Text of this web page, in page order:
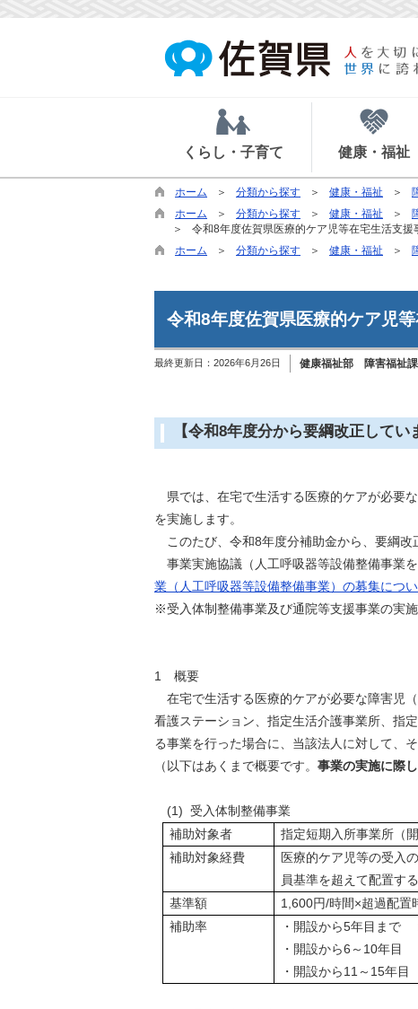
くらし・子育て 健康・福祉
ホーム 分類から探す 健康・福祉
ホーム
分類から探す 健康・福祉
令和8年度佐賀県医療的ケア児等在宅生活支援
ホーム
分類から探す 健康・福祉
令和8年度佐賀県医療的ケア児
最終更新日： 2026年6月26日 健康福祉部 障害福祉課
【令和8年度分から要綱改正して
県では、在宅で生活する医療的ケアが必要
を実施します。
このたび、令和8年度分補助金から、要綱改
事業実施協議（人工呼吸器等設備整備事業
業（人工呼吸器等設備整備事業）の募集につい
※受入体制整備事業及び通院等支援事業の実
1 概要
在宅で生活する医療的ケアが必要な障害児
看護ステーション、指定生活介護事業所、指
る事業を行った場合に、当該法人に対して、
（以下はあくまで概要です。 事業の実施に際
(1) 受入体制整備事業
補助対象者
指定短期入所事業所（
補助対象経費
医療的ケア児等の受入
員基準を超えて配置す
基準額
1,600円/時間×超過配置
補助率
・開設から5年目まで
・開設から6～10年
・開設から11～15年